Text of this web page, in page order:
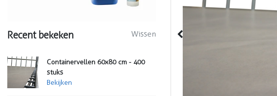
Recent bekeken Wissen
Containervellen 60x80 cm - 400
stuks
Bekijken